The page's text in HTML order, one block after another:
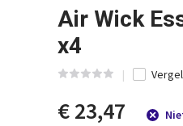
Air Wick
x4
€ 23,47